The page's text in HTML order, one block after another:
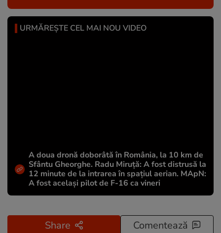
URMĂREȘTE CEL MAI NOU VIDEO
A doua dronă doborâtă în România, la 10 km de
Sfântu Gheorghe. Radu Miruță: A fost distrusă la
12 minute de la intrarea în spațiul aerian. MApN:
A fost același pilot de F-16 ca vineri
Share Comentează